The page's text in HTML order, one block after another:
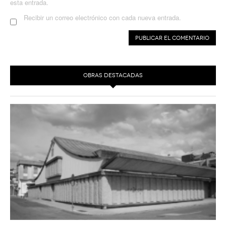
esta entrada.
Recibir un correo electrónico con cada nueva entrada.
OBRAS DESTACADAS